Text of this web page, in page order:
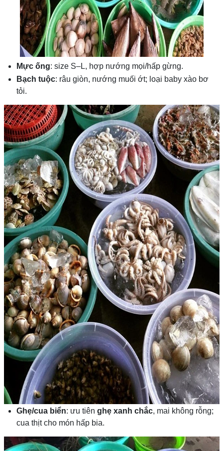
Mực ống: size S–L, hợp nướng mọi/hấp gừng.
Bạch tuộc: râu giòn, nướng muối ớt; loại baby xào bơ
tỏi.
Ghẹ/cua biển: ưu tiên ghẹ xanh chắc, mai không rỗng;
cua thịt cho món hấp bia.